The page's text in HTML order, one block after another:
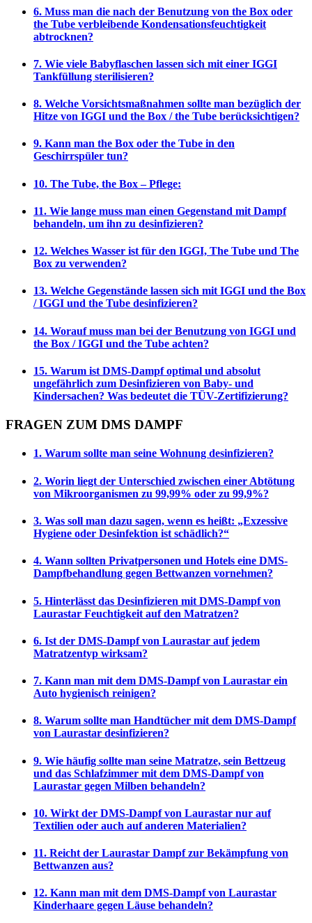
6. Muss man die nach der Benutzung von the Box oder
the Tube verbleibende Kondensationsfeuchtigkeit
abtrocknen?
7. Wie viele Babyflaschen lassen sich mit einer IGGI
Tankfüllung sterilisieren?
8. Welche Vorsichtsmaßnahmen sollte man bezüglich der
Hitze von IGGI und the Box / the Tube berücksichtigen?
9. Kann man the Box oder the Tube in den
Geschirrspüler tun?
10. The Tube, the Box – Pflege:
11. Wie lange muss man einen Gegenstand mit Dampf
behandeln, um ihn zu desinfizieren?
12. Welches Wasser ist für den IGGI, The Tube und The
Box zu verwenden?
13. Welche Gegenstände lassen sich mit IGGI und the Box
/ IGGI und the Tube desinfizieren?
14. Worauf muss man bei der Benutzung von IGGI und
the Box / IGGI und the Tube achten?
15. Warum ist DMS-Dampf optimal und absolut
ungefährlich zum Desinfizieren von Baby- und
Kindersachen? Was bedeutet die TÜV-Zertifizierung?
FRAGEN ZUM DMS DAMPF
1. Warum sollte man seine Wohnung desinfizieren?
2. Worin liegt der Unterschied zwischen einer Abtötung
von Mikroorganismen zu 99,99% oder zu 99,9%?
3. Was soll man dazu sagen, wenn es heißt: „Exzessive
Hygiene oder Desinfektion ist schädlich?“
4. Wann sollten Privatpersonen und Hotels eine DMS-
Dampfbehandlung gegen Bettwanzen vornehmen?
5. Hinterlässt das Desinfizieren mit DMS-Dampf von
Laurastar Feuchtigkeit auf den Matratzen?
6. Ist der DMS-Dampf von Laurastar auf jedem
Matratzentyp wirksam?
7. Kann man mit dem DMS-Dampf von Laurastar ein
Auto hygienisch reinigen?
8. Warum sollte man Handtücher mit dem DMS-Dampf
von Laurastar desinfizieren?
9. Wie häufig sollte man seine Matratze, sein Bettzeug
und das Schlafzimmer mit dem DMS-Dampf von
Laurastar gegen Milben behandeln?
10. Wirkt der DMS-Dampf von Laurastar nur auf
Textilien oder auch auf anderen Materialien?
11. Reicht der Laurastar Dampf zur Bekämpfung von
Bettwanzen aus?
12. Kann man mit dem DMS-Dampf von Laurastar
Kinderhaare gegen Läuse behandeln?